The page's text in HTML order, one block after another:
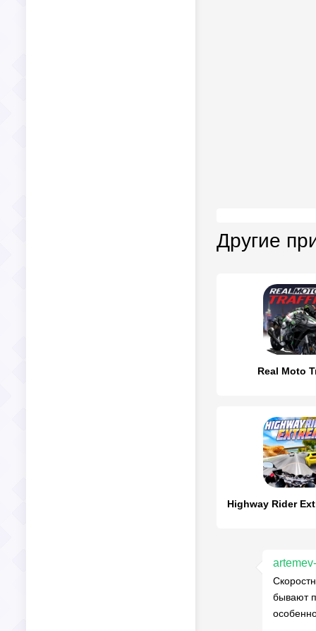
Другие
Real Moto
бывают